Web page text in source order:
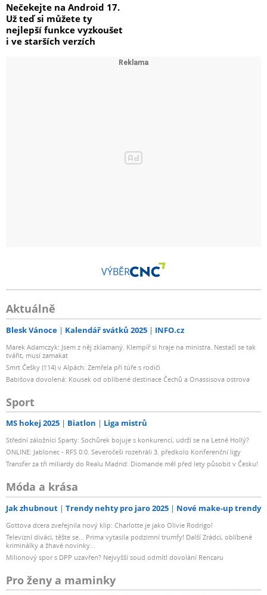
Nečekejte na Android 17.
Už teď si můžete ty
nejlepší funkce vyzkoušet
i ve starších verzích
VÝBĚR
Aktuálně
Blesk Vánoce Kalendář svátků 2025 INFO.cz
Marek Adamczyk: Jsem z něj zklamaný. Klempíř si hraje na ministra. Nestačí se tak
tvářit, musí zamakat
Smrt Češky (†14) v Alpách: Zemřela při túře s rodiči
Babišova dovolená: Kousek od oblíbené destinace Čechů a Onassisova ostrova
Sport
MS hokej 2025 Biatlon Liga mistrů
Střední záložníci Sparty: Sochůrek bojuje s konkurencí, udrží se na Letné Hollý?
ONLINE: Jablonec - RFS 0:0. Severočeši rozehráli 3. předkolo Konferenční ligy
Transfer za tři miliardy do Realu Madrid: Diomande měl před lety působit v Česku!
Móda a krása
Jak zhubnout Trendy nehty pro jaro 2025 Nové make-up trendy
Gottova dcera zveřejnila nový klip: Charlotte je jako Olivie Rodrigo!
Televizní diváci, těšte se... Prima vytasila podzimní trumfy! Další Zrádci, oblíbené
kriminálky a žhavé novinky...
Milionový spor s DPP uzavřen? Nejvyšší soud odmítl dovolání Rencaru
Pro ženy a maminky